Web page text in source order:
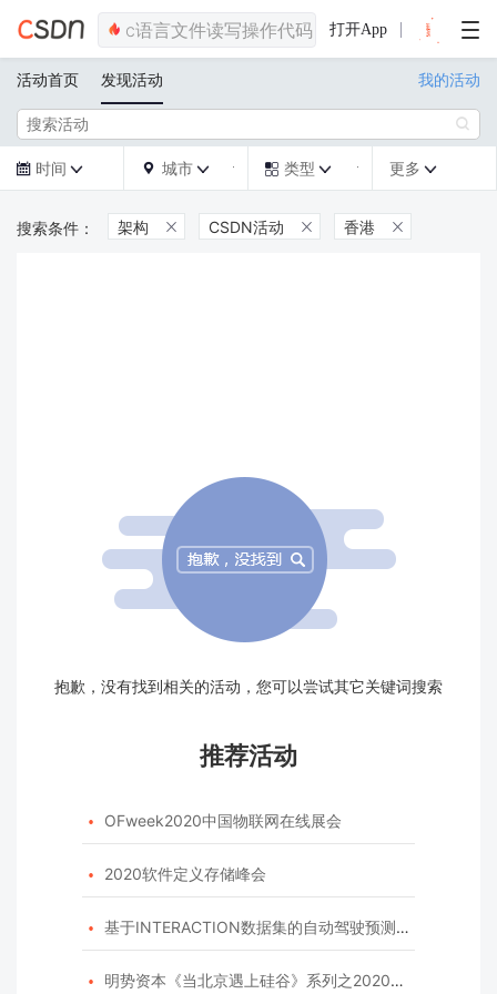
打开App
活动首页 发现活动 我的活动

 时间   城市   类型  更多 
架构  CSDN活动  香港 
抱歉，没有找到相关的活动，您可以尝试其它关键词搜索
推荐活动
 OFweek2020中国物联网在线展会
 2020软件定义存储峰会
 基于INTERACTION数据集的自动驾驶预测模型挑战赛
 明势资本《当北京遇上硅谷》系列之2020年度开源峰会